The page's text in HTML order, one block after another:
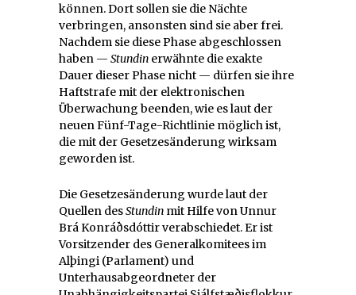
können. Dort sollen sie die Nächte
verbringen, ansonsten sind sie aber frei.
Nachdem sie diese Phase abgeschlossen
haben — Stundin erwähnte die exakte
Dauer dieser Phase nicht — dürfen sie ihre
Haftstrafe mit der elektronischen
Überwachung beenden, wie es laut der
neuen Fünf-Tage-Richtlinie möglich ist,
die mit der Gesetzesänderung wirksam
geworden ist.
Die Gesetzesänderung wurde laut der
Quellen desStundin mit Hilfe von Unnur
Brá Konráðsdóttir verabschiedet. Er ist
Vorsitzender des Generalkomitees im
Alþingi (Parlament) und
Unterhausabgeordneter der